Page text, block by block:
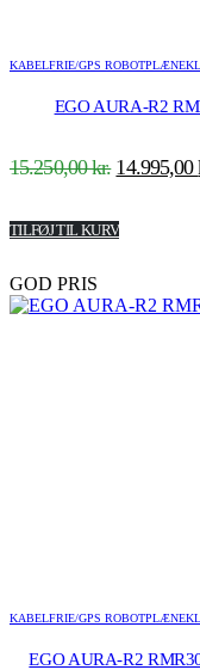
KABELFRIE/GPS
EGO AURA-R2
15.250,00kr. Den
pris
var:
14.995,00
TILFØJ TIL KURV
GOD PRIS
KABELFRIE/GPS
EGO AURA-R2